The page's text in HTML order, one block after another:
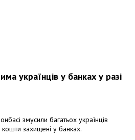
українців у банках у разі
змусили багатьох українців
кошти захищені у банках.